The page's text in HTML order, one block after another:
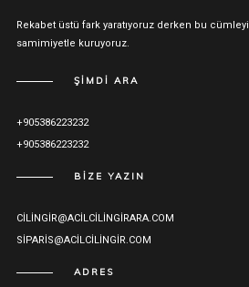
Rekabet üstü fark yaratıyoruz derken bu cümleyi
samimiyetle kuruyoruz.
ŞIMDI ARA
+905386223232
+905386223232
BIZE YAZIN
CILINGIR@ACILCILINGIRARA.COM
SIPARIS@ACILCILINGIR.COM
ADRES